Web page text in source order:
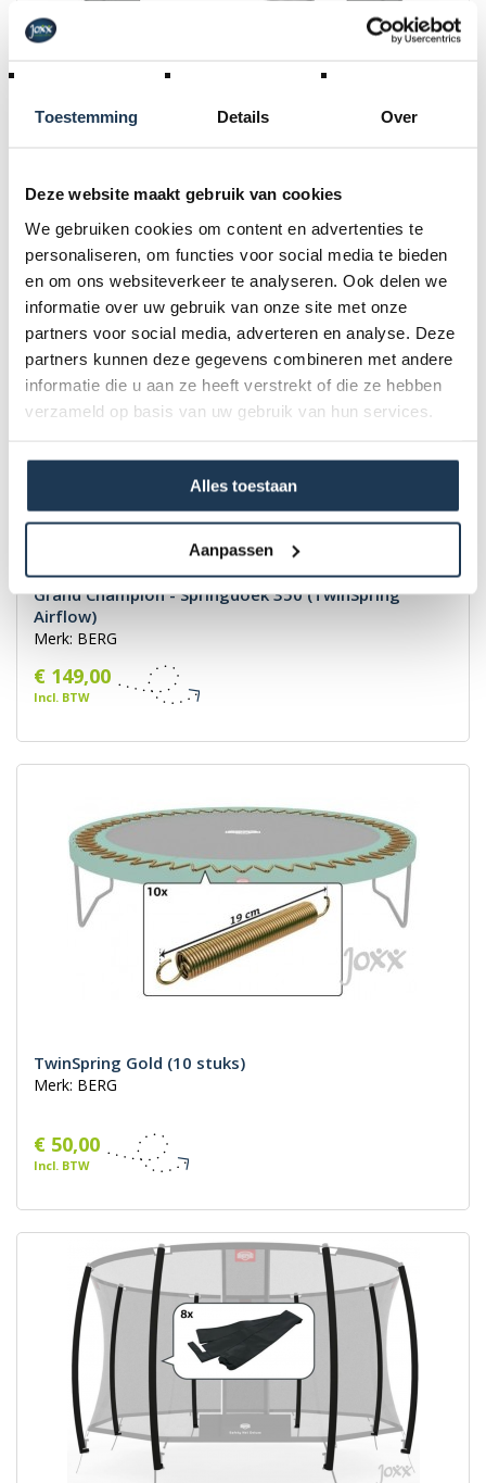
Toestemming Details Over
Deze website maakt gebruik van cookies
We gebruiken cookies om content en advertenties te
personaliseren, om functies voor social media te bieden
en om ons websiteverkeer te analyseren. Ook delen we
informatie over uw gebruik van onze site met onze
partners voor social media, adverteren en analyse. Deze
partners kunnen deze gegevens combineren met andere
informatie die u aan ze heeft verstrekt of die ze hebben
verzameld op basis van uw gebruik van hun services.
Alles toestaan
Aanpassen
Beschermrand Flatground Ultim Champion 200 Grijs
€ 269,00
Incl. BTW
Grand Champion - Springdoek 350 (TwinSpring
Airflow)
Merk: BERG
€ 149,00
Incl. BTW
TwinSpring Gold (10 stuks)
Merk: BERG
€ 50,00
Incl. BTW